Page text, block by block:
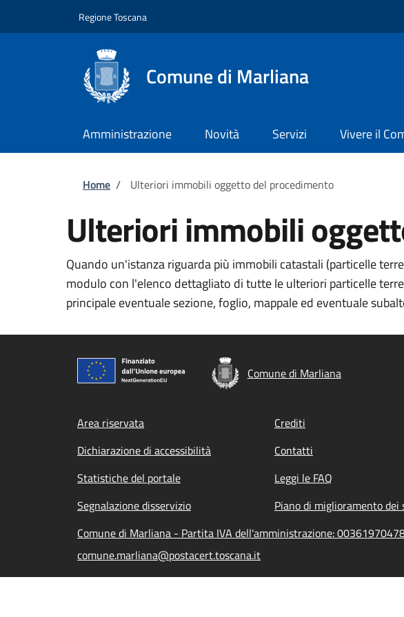
Regione Toscana
Comune di Marliana
Amministrazione Novità Servizi Vivere il
Briciole di pane
Home / Ulteriori immobili oggetto del procedimento
Ulteriori immobili
Quando un'istanza riguarda più immobili catastali (particelle
modulo con l'elenco dettagliato di tutte le ulteriori particelle
principale eventuale sezione, foglio, mappale ed eventuale
Comune di Marliana
Footer menu
Area riservata Crediti
Dichiarazione di accessibilità
Contatti
Statistiche del portale
Leggi le FAQ
Segnalazione disservizio
Piano di miglioramento dei
Comune di Marliana - Partita IVA dell'amministrazione:
comune.marliana@postacert.toscana.it